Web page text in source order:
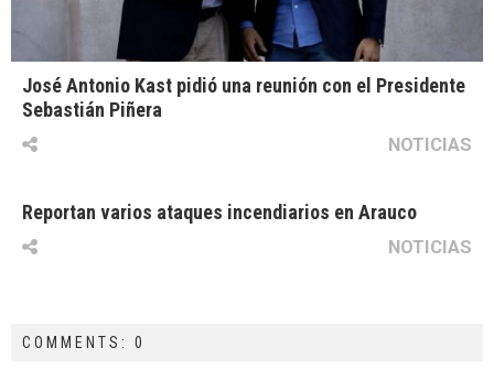
José Antonio Kast pidió una reunión con el Presidente
Sebastián Piñera
NOTICIAS
Reportan varios ataques incendiarios en Arauco
NOTICIAS
COMMENTS: 0